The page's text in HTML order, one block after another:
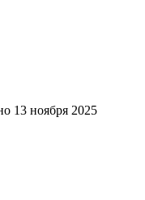
13 ноября 2025